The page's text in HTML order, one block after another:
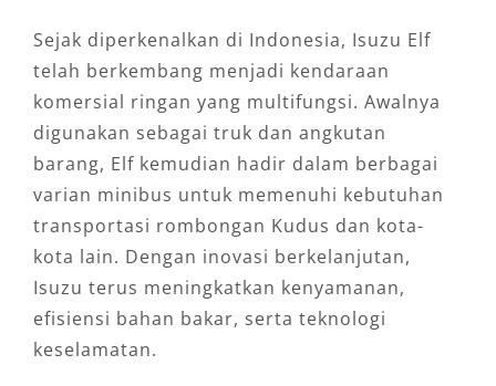
Sejak diperkenalkan di Indonesia, Isuzu Elf
telah berkembang menjadi kendaraan
komersial ringan yang multifungsi. Awalnya
digunakan sebagai truk dan angkutan
barang, Elf kemudian hadir dalam berbagai
varian minibus untuk memenuhi kebutuhan
transportasi rombongan Kudus dan kota-
kota lain. Dengan inovasi berkelanjutan,
Isuzu terus meningkatkan kenyamanan,
efisiensi bahan bakar, serta teknologi
keselamatan.